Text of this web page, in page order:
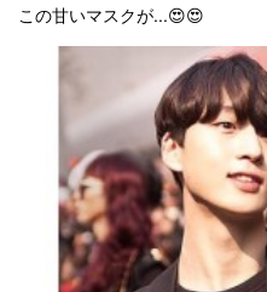
この甘いマスクが...😍😍